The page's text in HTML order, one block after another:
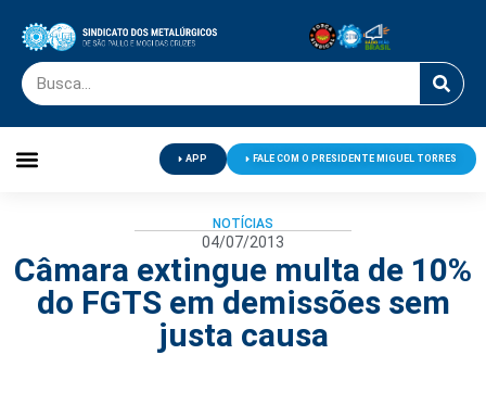
APP FALE COM O PRESIDENTE MIGUEL TORRES
NOTÍCIAS
04/07/2013
Câmara extingue multa de 10%
do FGTS em demissões sem
justa causa